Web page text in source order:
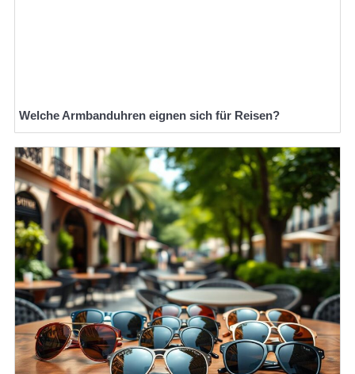
Welche Armbanduhren eignen sich für Reisen?